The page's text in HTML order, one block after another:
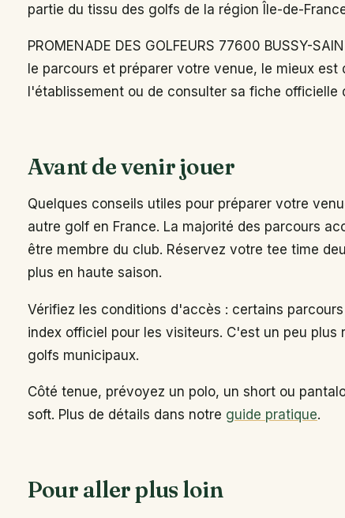
partie du tissu des golfs de la région Île-de-
PROMENADE DES GOLFEURS 77600 BUSSY-
le parcours et préparer votre venue, le mieux
l'établissement ou de consulter sa fiche officielle
Avant de venir jouer
Quelques conseils utiles pour préparer votre
autre golf en France. La majorité des parcours
être membre du club. Réservez votre tee time
plus en haute saison.
Vérifiez les conditions d'accès : certains
index officiel pour les visiteurs. C'est un peu plus
golfs municipaux.
Côté tenue, prévoyez un polo, un short ou
soft. Plus de détails dans notre guide pratique.
Pour aller plus loin